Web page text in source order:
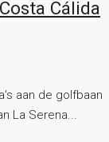
Cálida
aan de golfbaan
La Serena...